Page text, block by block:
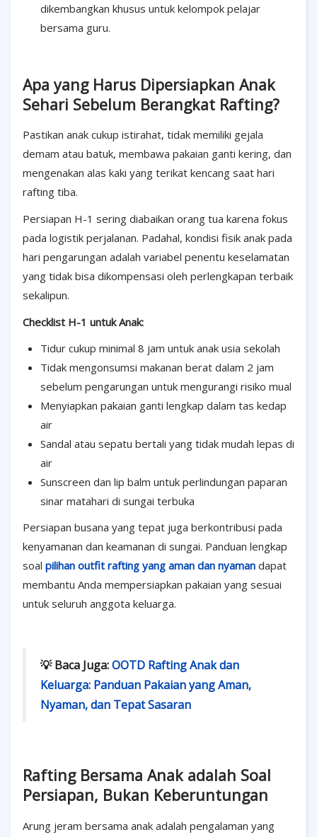
dikembangkan khusus untuk kelompok pelajar
bersama guru.
Apa yang Harus Dipersiapkan Anak
Sehari Sebelum Berangkat Rafting?
Pastikan anak cukup istirahat, tidak memiliki gejala
demam atau batuk, membawa pakaian ganti kering, dan
mengenakan alas kaki yang terikat kencang saat hari
rafting tiba.
Persiapan H-1 sering diabaikan orang tua karena fokus
pada logistik perjalanan. Padahal, kondisi fisik anak pada
hari pengarungan adalah variabel penentu keselamatan
yang tidak bisa dikompensasi oleh perlengkapan terbaik
sekalipun.
Checklist H-1 untuk Anak:
Tidur cukup minimal 8 jam untuk anak usia sekolah
Tidak mengonsumsi makanan berat dalam 2 jam
sebelum pengarungan untuk mengurangi risiko mual
Menyiapkan pakaian ganti lengkap dalam tas kedap
air
Sandal atau sepatu bertali yang tidak mudah lepas di
air
Sunscreen dan lip balm untuk perlindungan paparan
sinar matahari di sungai terbuka
Persiapan busana yang tepat juga berkontribusi pada
kenyamanan dan keamanan di sungai. Panduan lengkap
soal pilihan outfit rafting yang aman dan nyaman dapat
membantu Anda mempersiapkan pakaian yang sesuai
untuk seluruh anggota keluarga.
💡 Baca Juga:OOTD Rafting Anak dan
Keluarga: Panduan Pakaian yang Aman,
Nyaman, dan Tepat Sasaran
Rafting Bersama Anak adalah Soal
Persiapan, Bukan Keberuntungan
Arung jeram bersama anak adalah pengalaman yang